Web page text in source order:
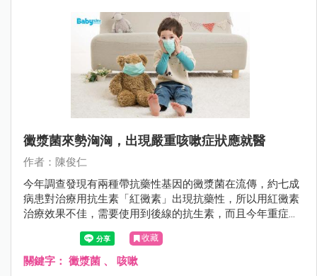
黴漿菌來勢洶洶，出現嚴重咳嗽症狀應就醫
作者：陳俊仁
今年調查發現有兩種帶抗藥性基因的黴漿菌在流傳，約七成
病患對治療用抗生素「紅黴素」出現抗藥性，所以用紅黴素
治療效果不佳，需要使用到後線的抗生素，而且今年重症的
病患也增加，可能會進入大流行期，家長要多注意。
收藏
關鍵字： 黴漿菌 、 咳嗽